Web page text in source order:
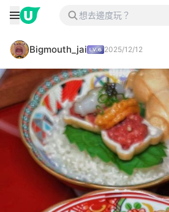
Bigmouth_jai 2025/12/12